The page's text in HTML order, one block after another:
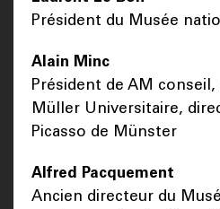
Président du Musée
Alain Minc
Président de AM
Müller Universitaire,
Picasso de Münster
Alfred Pacquement
Ancien directeur du